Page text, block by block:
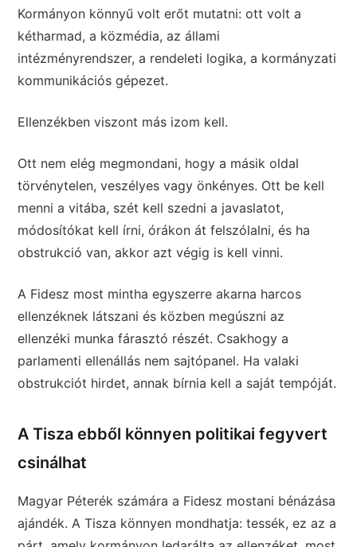
Kormányon könnyű volt erőt mutatni: ott volt a
kétharmad, a közmédia, az állami
intézményrendszer, a rendeleti logika, a kormányzati
kommunikációs gépezet.
Ellenzékben viszont más izom kell.
Ott nem elég megmondani, hogy a másik oldal
törvénytelen, veszélyes vagy önkényes. Ott be kell
menni a vitába, szét kell szedni a javaslatot,
módosítókat kell írni, órákon át felszólalni, és ha
obstrukció van, akkor azt végig is kell vinni.
A Fidesz most mintha egyszerre akarna harcos
ellenzéknek látszani és közben megúszni az
ellenzéki munka fárasztó részét. Csakhogy a
parlamenti ellenállás nem sajtópanel. Ha valaki
obstrukciót hirdet, annak bírnia kell a saját tempóját.
A Tisza ebből könnyen politikai fegyvert
csinálhat
Magyar Péterék számára a Fidesz mostani bénázása
ajándék. A Tisza könnyen mondhatja: tessék, ez az a